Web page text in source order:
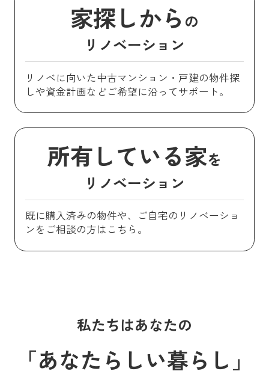
家探しから の
リノベーション
リノベに向いた中古マンション・戸建の物件探
しや資金計画などご希望に沿ってサポート。
所有している家を
リノベーション
既に購入済みの物件や、ご自宅のリノベーショ
ンをご相談の方はこちら。
私たちはあなたの
「あなたらしい暮らし」